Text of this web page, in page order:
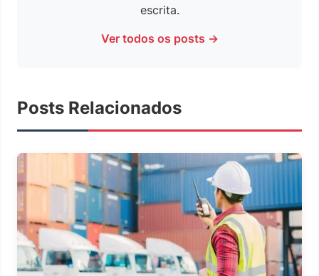
escrita.
Ver todos os posts →
Posts Relacionados